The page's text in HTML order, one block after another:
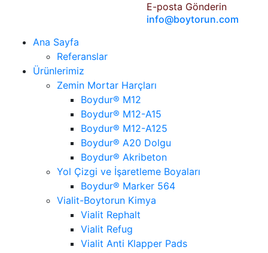
E-posta Gönderin
info@boytorun.com
Ana Sayfa
Referanslar
Ürünlerimiz
Zemin Mortar Harçları
Boydur® M12
Boydur® M12-A15
Boydur® M12-A125
Boydur® A20 Dolgu
Boydur® Akribeton
Yol Çizgi ve İşaretleme Boyaları
Boydur® Marker 564
Vialit-Boytorun Kimya
Vialit Rephalt
Vialit Refug
Vialit Anti Klapper Pads